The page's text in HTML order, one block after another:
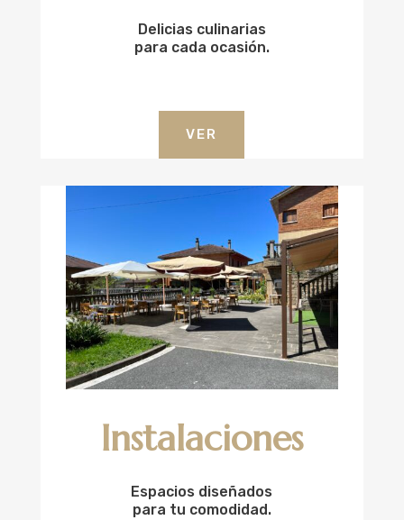
Delicias culinarias
para cada ocasión.
VER
Instalaciones
Espacios diseñados
para tu comodidad.